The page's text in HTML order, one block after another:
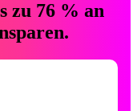
zu 76 % an